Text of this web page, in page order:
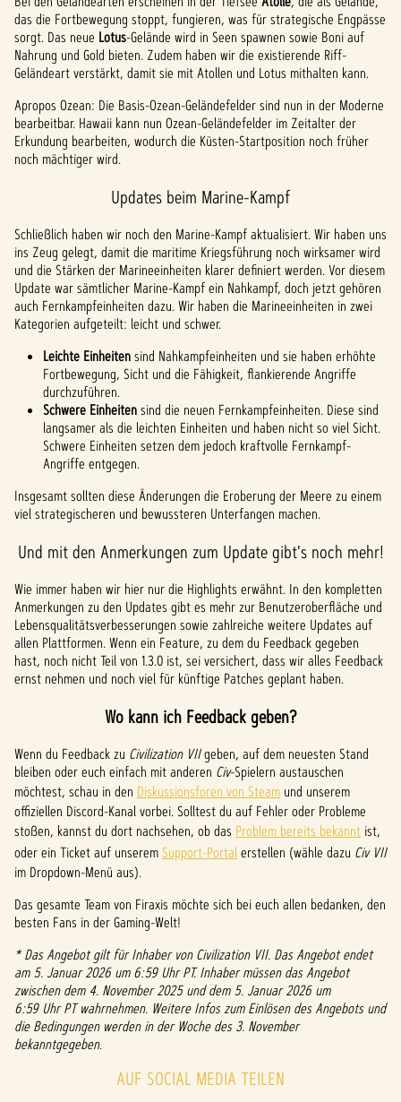
das die Fortbewegung stoppt, fungieren, was für strategische Engpässe
sorgt. Das neue Lotus-Gelände wird in Seen spawnen sowie Boni auf
Nahrung und Gold bieten. Zudem haben wir die existierende Riff-
Geländeart verstärkt, damit sie mit Atollen und Lotus mithalten kann.
Apropos Ozean: Die Basis-Ozean-Geländefelder sind nun in der Moderne
bearbeitbar. Hawaii kann nun Ozean-Geländefelder im Zeitalter der
Erkundung bearbeiten, wodurch die Küsten-Startposition noch früher
noch mächtiger wird.
Updates beim Marine-Kampf
Schließlich haben wir noch den Marine-Kampf aktualisiert. Wir haben uns
ins Zeug gelegt, damit die maritime Kriegsführung noch wirksamer wird
und die Stärken der Marineeinheiten klarer definiert werden. Vor diesem
Update war sämtlicher Marine-Kampf ein Nahkampf, doch jetzt gehören
auch Fernkampfeinheiten dazu. Wir haben die Marineeinheiten in zwei
Kategorien aufgeteilt: leicht und schwer.
Leichte Einheitensind Nahkampfeinheiten und sie haben erhöhte
Fortbewegung, Sicht und die Fähigkeit, flankierende Angriffe
durchzuführen.
Schwere Einheitensind die neuen Fernkampfeinheiten. Diese sind
langsamer als die leichten Einheiten und haben nicht so viel Sicht.
Schwere Einheiten setzen dem jedoch kraftvolle Fernkampf-
Angriffe entgegen.
Insgesamt sollten diese Änderungen die Eroberung der Meere zu einem
viel strategischeren und bewussteren Unterfangen machen.
Und mit den Anmerkungen zum Update gibt's noch mehr!
Wie immer haben wir hier nur die Highlights erwähnt. In den kompletten
Anmerkungen zu den Updates gibt es mehr zur Benutzeroberfläche und
Lebensqualitätsverbesserungen sowie zahlreiche weitere Updates auf
allen Plattformen. Wenn ein Feature, zu dem du Feedback gegeben
hast, noch nicht Teil von 1.3.0 ist, sei versichert, dass wir alles Feedback
ernst nehmen und noch viel für künftige Patches geplant haben.
Wo kann ich Feedback geben?
Wenn du Feedback zu Civilization VIIgeben, auf dem neuesten Stand
bleiben oder euch einfach mit anderen Civ-Spielern austauschen
möchtest, schau in den Diskussionsforen von Steam und unserem
offiziellen Discord-Kanal vorbei. Solltest du auf Fehler oder Probleme
stoßen, kannst du dort nachsehen, ob das Problem bereits bekannt ist,
oder ein Ticket auf unserem Support-Portalerstellen (wähle dazu Civ VII
im Dropdown-Menü aus).
Das gesamte Team von Firaxis möchte sich bei euch allen bedanken, den
besten Fans in der Gaming-Welt!
* Das Angebot gilt für Inhaber von Civilization VII. Das Angebot endet
am 5. Januar 2026 um 6:59 Uhr PT. Inhaber müssen das Angebot
zwischen dem 4. November 2025 und dem 5. Januar 2026 um
6:59 Uhr PT wahrnehmen. Weitere Infos zum Einlösen des Angebots und
die Bedingungen werden in der Woche des 3. November
bekanntgegeben.
AUF SOCIAL MEDIA TEILEN